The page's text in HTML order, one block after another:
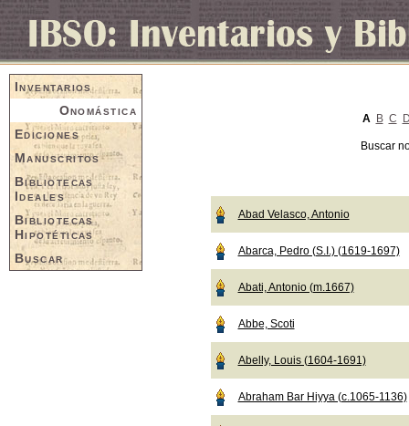
Inventarios
Onomástica
Ediciones
Manuscritos
Bibliotecas
Ideales
Bibliotecas
Hipotéticas
Buscar
A B C
Buscar
Abad Velasco, Antonio
Abarca, Pedro (S.I.) (1619-1697)
Abati, Antonio (m.1667)
Abbe, Scoti
Abelly, Louis (1604-1691)
Abraham Bar Hiyya (c.1065-1136)